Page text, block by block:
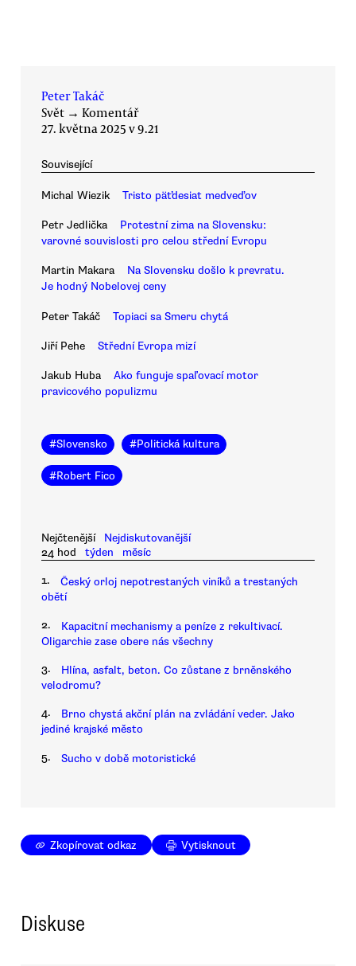
Peter Takáč
Svět → Komentář
27. května 2025 v 9.21
Související
Michal Wiezik Tristo päťdesiat medveďov
Petr Jedlička
Protestní zima na Slovensku:
varovné souvislosti pro celou střední Evropu
Martin Makara
Na Slovensku došlo k prevratu.
Je hodný Nobelovej ceny
Peter Takáč Topiaci sa Smeru chytá
Jiří Pehe Střední Evropa mizí
Jakub Huba
Ako funguje spaľovací motor
pravicového populizmu
#Slovensko #Politická kultura
#Robert Fico
Nejčtenější
Nejdiskutovanější
24 hod
týden měsíc
1.
Český orloj nepotrestaných viníků a trestaných
obětí
2.
Kapacitní mechanismy a peníze z rekultivací.
Oligarchie zase obere nás všechny
3.
Hlína, asfalt, beton. Co zůstane z brněnského
velodromu?
4.
Brno chystá akční plán na zvládání veder. Jako
jediné krajské město
5. Sucho v době motoristické
Zkopírovat odkaz Vytisknout
Diskuse